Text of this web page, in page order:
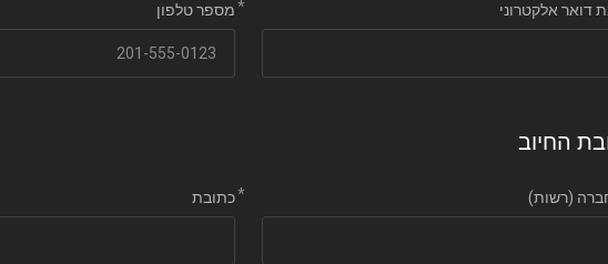
דואר אלקטרוני מספר טלפון
החיוב
(רשות) כתובת